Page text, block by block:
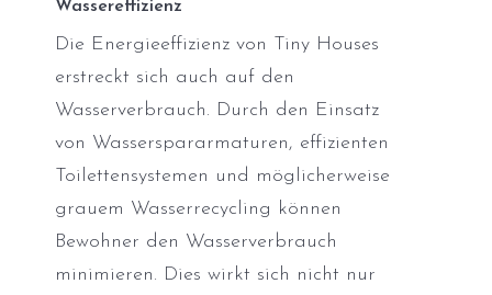
Wassereffizienz
Die Energieeffizienz von Tiny Houses
erstreckt sich auch auf den
Wasserverbrauch. Durch den Einsatz
von Wasserspararmaturen, effizienten
Toilettensystemen und möglicherweise
grauem Wasserrecycling können
Bewohner den Wasserverbrauch
minimieren. Dies wirkt sich nicht nur